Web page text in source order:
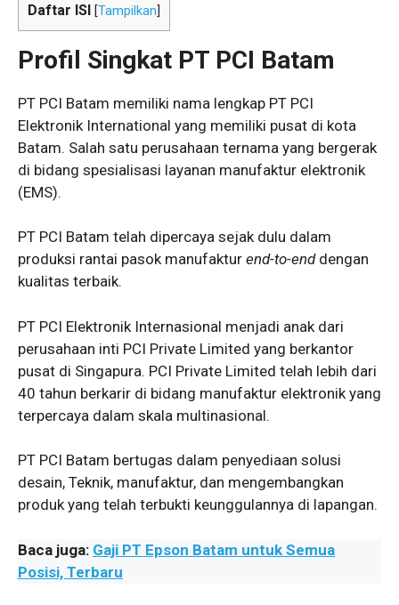
Daftar ISI [Tampilkan
Profil Singkat PT PCI Batam
PT PCI Batam memiliki nama lengkap PT PCI
Elektronik International yang memiliki pusat di kota
Batam. Salah satu perusahaan ternama yang bergerak
di bidang spesialisasi layanan manufaktur elektronik
(EMS).
PT PCI Batam telah dipercaya sejak dulu dalam
produksi rantai pasok manufaktur end-to-enddengan
kualitas terbaik.
PT PCI Elektronik Internasional menjadi anak dari
perusahaan inti PCI Private Limited yang berkantor
pusat di Singapura. PCI Private Limited telah lebih dari
40 tahun berkarir di bidang manufaktur elektronik yang
terpercaya dalam skala multinasional.
PT PCI Batam bertugas dalam penyediaan solusi
desain, Teknik, manufaktur, dan mengembangkan
produk yang telah terbukti keunggulannya di lapangan.
Baca juga: Gaji PT Epson Batam untuk Semua
Posisi, Terbaru